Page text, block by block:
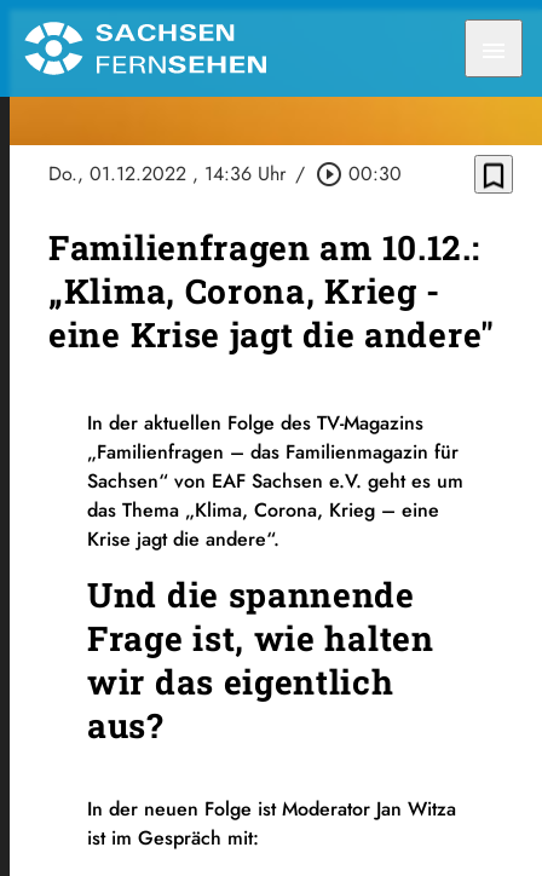
Do., 01.12.2022 , 14:36 Uhr / play_circle_outline 00:30 bookmark_border
Familienfragen am 10.12.:
„Klima, Corona, Krieg -
eine Krise jagt die andere"
In der aktuellen Folge des TV-Magazins
„Familienfragen – das Familienmagazin für
Sachsen“ von EAF Sachsen e.V. geht es um
das Thema „Klima, Corona, Krieg – eine
Krise jagt die andere“.
Und die spannende
Frage ist, wie halten
wir das eigentlich
aus?
In der neuen Folge ist Moderator Jan Witza
ist im Gespräch mit: